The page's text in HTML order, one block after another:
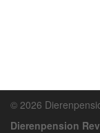
© 2026
Dierenpension